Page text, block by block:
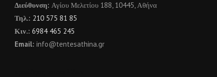
Διεύθυνση: Αγίου Μελετίου 188, 10445, Αθήνα
Τηλ.: 210 575 81 85
Κιν.: 6984 465 245
Email: info@tentesathina.gr